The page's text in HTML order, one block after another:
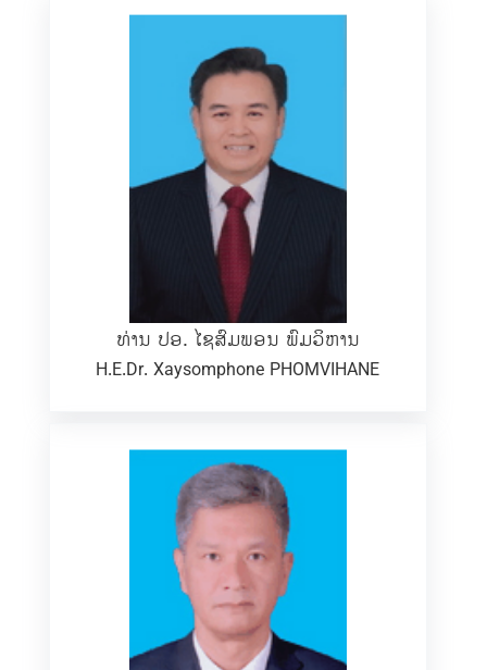
ທ່ານ ປອ. ໄຊສົມພອນ ພົມວິຫານ
H.E.Dr. Xaysomphone PHOMVIHANE